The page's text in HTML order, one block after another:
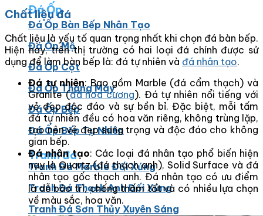
Đá Ốp
Đá Ốp Bàn Bếp Nhân Tạo​
Đá Ốp Mộ
Đá Ốp Cột
Đá Ốp Thang Máy
Đá Ốp Bếp
Đá Ốp Bếp Tự Nhiên
Tranh đá
Tranh Đá Marble Đối Xứng
Tranh Đá Thạch Anh Đối Xứng
Tranh Đá Sơn Thủy Xuyên Sáng
Chất liệu đá
Chất liệu là yếu tố quan trọng nhất khi chọn đá bàn bếp.
Hiện nay, trên thị trường có hai loại đá chính được sử
dụng để làm bàn bếp là: đá tự nhiên và đá nhân tạo.
Đá tự nhiên: Bao gồm Marble (đá cẩm thạch) và
Granite (đá hoa cương). Đá tự nhiên nổi tiếng với
vẻ đẹp độc đáo và sự bền bỉ. Đặc biệt, mỗi tấm
đá tự nhiên đều có hoa văn riêng, không trùng lặp,
tạo nên vẻ đẹp sang trọng và độc đáo cho không
gian bếp.
Đá nhân tạo: Các loại đá nhân tạo phổ biến hiện
nay là Quartz (đá thạch anh), Solid Surface và đá
nhân tạo gốc thạch anh. Đá nhân tạo có ưu điểm
là dễ bảo trì, chống thấm tốt và có nhiều lựa chọn
về màu sắc, hoa văn.